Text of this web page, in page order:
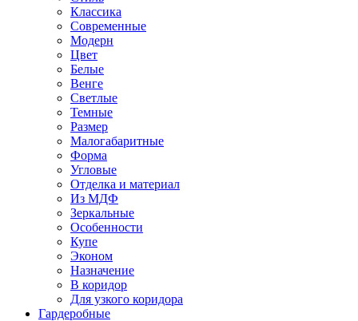
Классика
Современные
Модерн
Цвет
Белые
Венге
Светлые
Темные
Размер
Малогабаритные
Форма
Угловые
Отделка и материал
Из МДФ
Зеркальные
Особенности
Купе
Эконом
Назначение
В коридор
Для узкого коридора
Гардеробные